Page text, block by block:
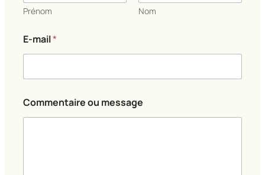
Prénom Nom
E-mail*
o
m
Commentaire ou message